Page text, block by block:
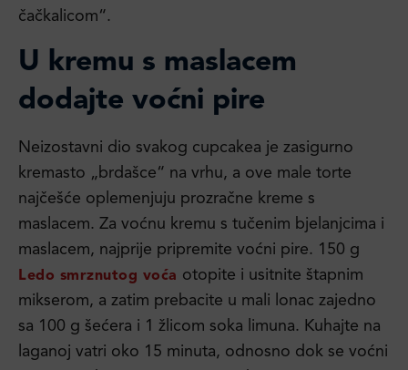
čačkalicom“.
U kremu s maslacem
dodajte voćni pire
Neizostavni dio svakog cupcakea je zasigurno
kremasto „brdašce“ na vrhu, a ove male torte
najčešće oplemenjuju prozračne kreme s
maslacem. Za voćnu kremu s tučenim bjelanjcima i
maslacem, najprije pripremite voćni pire. 150 g
Ledo smrznutog voća otopite i usitnite štapnim
mikserom, a zatim prebacite u mali lonac zajedno
sa 100 g šećera i 1 žlicom soka limuna. Kuhajte na
laganoj vatri oko 15 minuta, odnosno dok se voćni